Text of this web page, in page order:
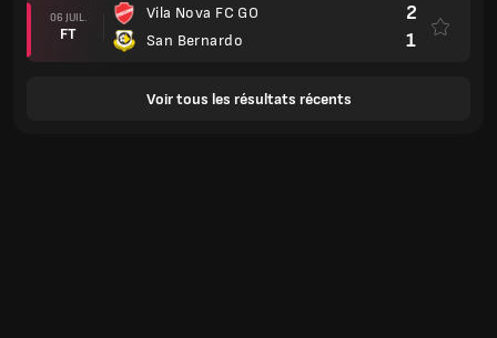
06 JUIL.
FT
Vila Nova FC GO
San Bernardo
2
1
Voir tous les résultats récents